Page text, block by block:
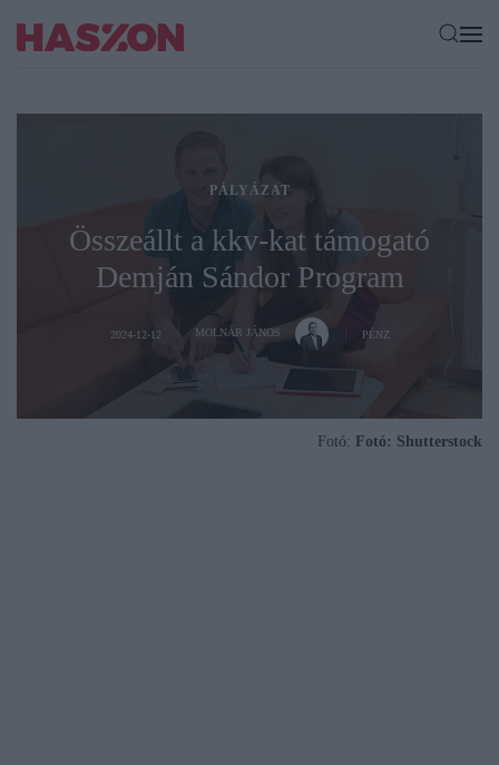
PÁLYÁZAT
Összeállt a kkv-kat támogató
Demján Sándor Program
2024-12-12 MOLNÁR JÁNOS PÉNZ
Fotó: Fotó: Shutterstock